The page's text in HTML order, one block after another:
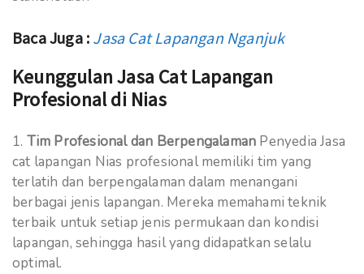
Baca Juga : Jasa Cat Lapangan Nganjuk
Keunggulan Jasa Cat Lapangan
Profesional di Nias
Tim Profesional dan Berpengalaman Penyedia Jasa
cat lapangan Nias profesional memiliki tim yang
terlatih dan berpengalaman dalam menangani
berbagai jenis lapangan. Mereka memahami teknik
terbaik untuk setiap jenis permukaan dan kondisi
lapangan, sehingga hasil yang didapatkan selalu
optimal.